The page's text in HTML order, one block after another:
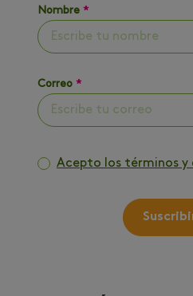
Nombre *
Correo *
Acepto los términos y